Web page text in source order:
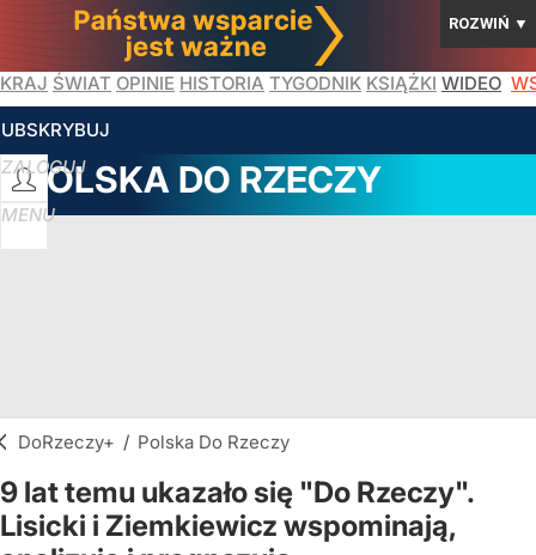
ROZWIŃ ▼
KRAJ ŚWIAT OPINIE HISTORIA TYGODNIK KSIĄŻKI WIDEO
ZALOGUJ
MENU
POLSKA DO RZECZY
DoRzeczy+ / Polska Do Rzeczy
9 lat temu ukazało się "Do Rzeczy".
Lisicki i Ziemkiewicz wspominają,